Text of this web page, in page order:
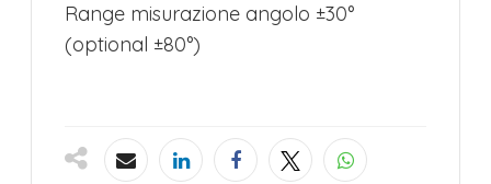
Range misurazione angolo ±30°
(optional ±80°)